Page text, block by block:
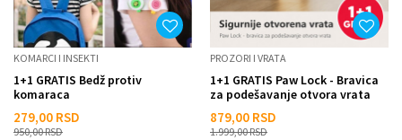
KOMARCI I INSEKTI
1+1 GRATIS Bedž protiv
komaraca
279,00 RSD
950,00RSD
PROZORI I VRATA
1+1 GRATIS Paw Lock - Bravica
za podešavanje otvora vrata
879,00 RSD
1.999,00RSD